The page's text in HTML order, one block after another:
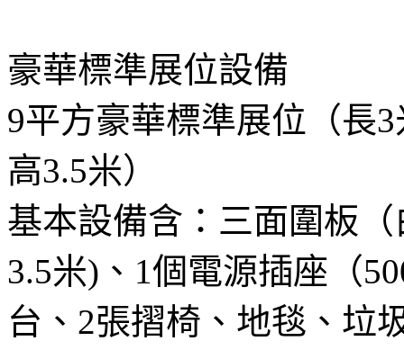
豪華標準展位設備
9平方豪華標準展位（長
高3.5米）
基本設備含：三面圍板
3.5米)、1個電源插座（
台、2張摺椅、地毯、垃